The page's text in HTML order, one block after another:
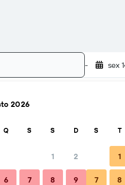
- sex
2026
Q S S D
1 2
6 7 8 9
S T
1
7 8